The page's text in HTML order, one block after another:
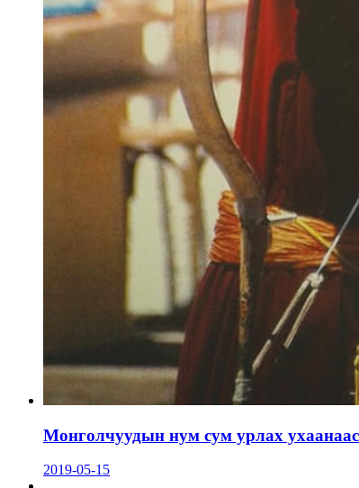
Монголчуудын нум сум урлах
2019-05-15